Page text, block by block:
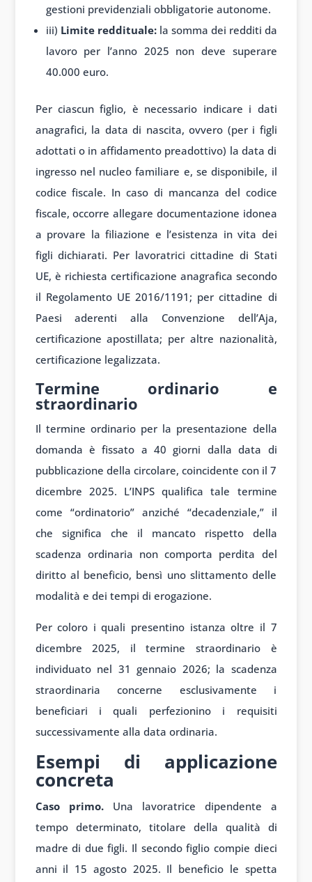
gestioni previdenziali obbligatorie autonome.
iii) Limite reddituale:la somma dei redditi da
lavoro per l’anno 2025 non deve superare
40.000 euro.
Per ciascun figlio, è necessario indicare i dati
anagrafici, la data di nascita, ovvero (per i figli
adottati o in affidamento preadottivo) la data di
ingresso nel nucleo familiare e, se disponibile, il
codice fiscale. In caso di mancanza del codice
fiscale, occorre allegare documentazione idonea
a provare la filiazione e l’esistenza in vita dei
figli dichiarati. Per lavoratrici cittadine di Stati
UE, è richiesta certificazione anagrafica secondo
il Regolamento UE 2016/1191; per cittadine di
Paesi aderenti alla Convenzione dell’Aja,
certificazione apostillata; per altre nazionalità,
certificazione legalizzata.
Termine ordinario e
straordinario
Il termine ordinario per la presentazione della
domanda è fissato a 40 giorni dalla data di
pubblicazione della circolare, coincidente con il 7
dicembre 2025. L’INPS qualifica tale termine
come “ordinatorio” anziché “decadenziale,” il
che significa che il mancato rispetto della
scadenza ordinaria non comporta perdita del
diritto al beneficio, bensì uno slittamento delle
modalità e dei tempi di erogazione.
Per coloro i quali presentino istanza oltre il 7
dicembre 2025, il termine straordinario è
individuato nel 31 gennaio 2026; la scadenza
straordinaria concerne esclusivamente i
beneficiari i quali perfezionino i requisiti
successivamente alla data ordinaria.
Esempi di applicazione
concreta
Caso primo.Una lavoratrice dipendente a
tempo determinato, titolare della qualità di
madre di due figli. Il secondo figlio compie dieci
anni il 15 agosto 2025. Il beneficio le spetta